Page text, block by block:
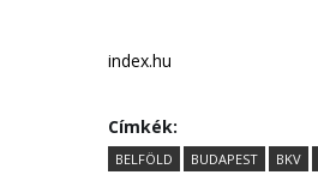
index.hu
Címkék:
BELFÖLD BUDAPEST BKV